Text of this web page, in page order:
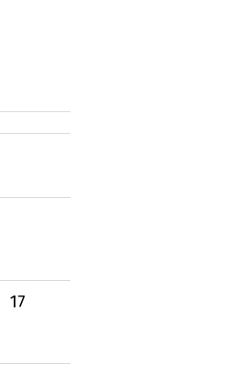
17